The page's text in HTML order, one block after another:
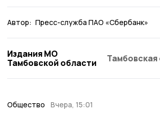
Автор: Пресс-служба ПАО «Сбербанк»
Издания МО
Тамбовской области
Тамбовская
Общество Вчера, 15:01